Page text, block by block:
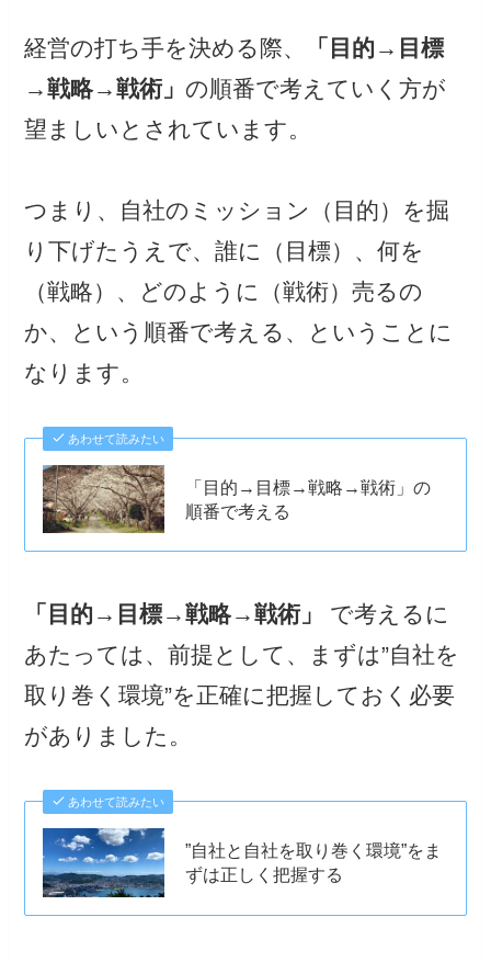
経営の打ち手を決める際、
「目的→目標
→戦略→戦術」の順番で考えていく方が
望ましいとされています。
つまり、自社のミッション（目的）を掘
り下げたうえで、誰に（目標）、何を
（戦略）、どのように（戦術）売るの
か、という順番で考える、ということに
なります。
あわせて読みたい
「目的→目標→戦略→戦術」の
順番で考える
「目的→目標→戦略→戦術」
で考えるに
あたっては、前提として、まずは”自社を
取り巻く環境”を正確に把握しておく必要
がありました。
あわせて読みたい
”自社と自社を取り巻く環境”をま
ずは正しく把握する